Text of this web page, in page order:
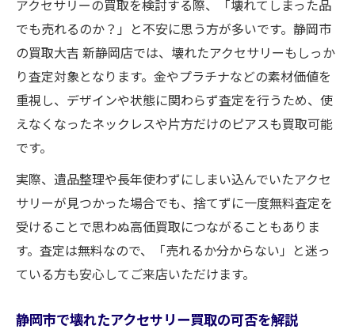
アクセサリーの買取を検討する際、「壊れてしまった品
でも売れるのか？」と不安に思う方が多いです。静岡市
の買取大吉 新静岡店では、壊れたアクセサリーもしっか
り査定対象となります。金やプラチナなどの素材価値を
重視し、デザインや状態に関わらず査定を行うため、使
えなくなったネックレスや片方だけのピアスも買取可能
です。
実際、遺品整理や長年使わずにしまい込んでいたアクセ
サリーが見つかった場合でも、捨てずに一度無料査定を
受けることで思わぬ高価買取につながることもありま
す。査定は無料なので、「売れるか分からない」と迷っ
ている方も安心してご来店いただけます。
静岡市で壊れたアクセサリー買取の可否を解説